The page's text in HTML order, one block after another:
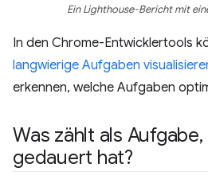
Ein Lighthouse-Bericht mit
In den Chrome-Entwicklertools
langwierige Aufgaben
erkennen, welche Aufgaben
Was zählt als Aufgabe,
gedauert hat?